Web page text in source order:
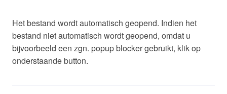
Het bestand wordt automatisch geopend. Indien het
bestand niet automatisch wordt geopend, omdat u
bijvoorbeeld een zgn. popup blocker gebruikt, klik op
onderstaande button.